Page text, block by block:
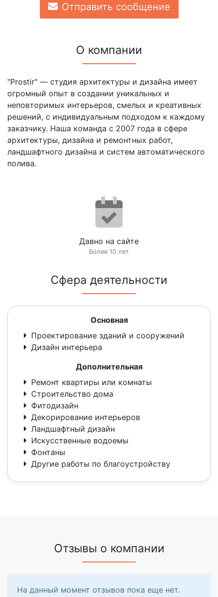
Отправить сообщение
О компании
"Prostir" ― студия архитектуры и дизайна имеет
огромный опыт в создании уникальных и
неповторимых интерьеров, смелых и креативных
решений, с индивидуальным подходом к каждому
заказчику. Наша команда с 2007 года в сфере
архитектуры, дизайна и ремонтных работ,
ландшафтного дизайна и систем автоматического
полива.
Давно на сайте
Более 10 лет
Сфера деятельности
Основная
Проектирование зданий и сооружений
Дизайн интерьера
Дополнительная
Ремонт квартиры или комнаты
Строительство дома
Фитодизайн
Декорирование интерьеров
Ландшафтный дизайн
Искусственные водоемы
Фонтаны
Другие работы по благоустройству
Отзывы о компании
На данный момент отзывов пока еще нет.